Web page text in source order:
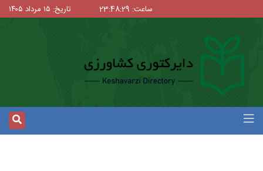
ساعت: 23:48:30 تاریخ: ۱۵ مرداد ۱۴۰۵